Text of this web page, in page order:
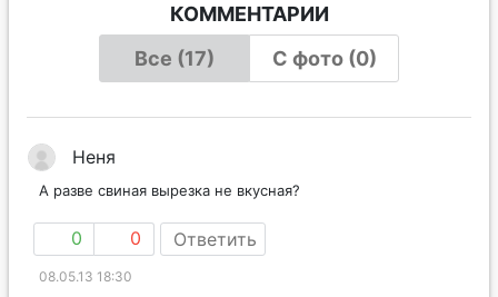
КОММЕНТАРИИ
Все (17)
С фото (0)
Неня
А разве свиная вырезка не вкусная?
0 0 Ответить
08.05.13 18:30